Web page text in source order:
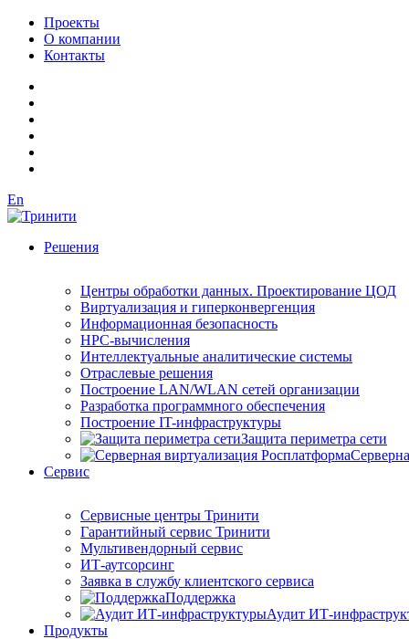
Проекты
О компании
Контакты
En
Решения
Центры обработки данных. Проектирование ЦОД
Виртуализация и гиперконвергенция
Информационная безопасность
HPC-вычисления
Интеллектуальные аналитические системы
Отраслевые решения
Построение LAN/WLAN сетей организации
Разработка программного обеспечения
Построение IT-инфраструктуры
Защита периметра сети
Сервис
Сервисные центры Тринити
Гарантийный сервис Тринити
Мультивендорный сервис
ИТ-аутсорсинг
Заявка в службу клиентского сервиса
Поддержка
Аудит ИТ-
Продукты